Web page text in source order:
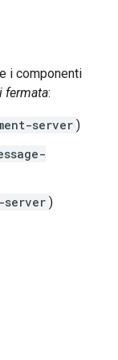
i componenti
fermata:
server )
server )